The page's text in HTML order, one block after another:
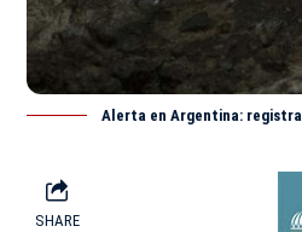
Alerta en Argentina:
SHARE